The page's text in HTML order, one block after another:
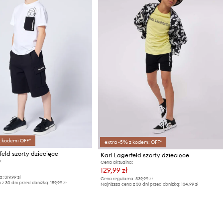
OFF*
szorty dziecięce
319,99 zł
z 30 dni przed obniżką: 159,99 zł
extra -5% z kodem: OFF*
Karl Lagerfeld szorty dziecięce
Cena aktualna:
129,99 zł
Cena regularna: 339,99 zł
Najniższa cena z 30 dni przed obniżką: 134,99 zł